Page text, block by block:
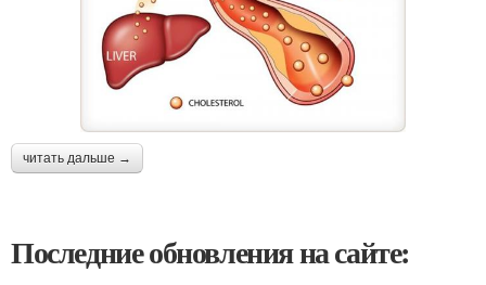
читать дальше →
Последние обновления на сайте: